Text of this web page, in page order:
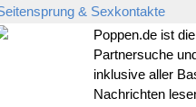
& Sexkontakte
Poppen.de ist
Partnersuche
inklusive aller
Nachrichten